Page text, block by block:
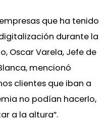
que ha tenido
durante la
Oscar Varela, Jefe de
mencionó
clientes que iban a
no podían hacerlo,
a la altura”.